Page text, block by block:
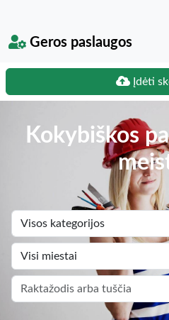
Geros paslaugos
Įdėti
Kokybiškos